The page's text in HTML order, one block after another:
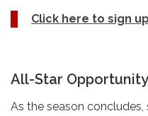
Click here to sign
All-Star Opportunity
As the season